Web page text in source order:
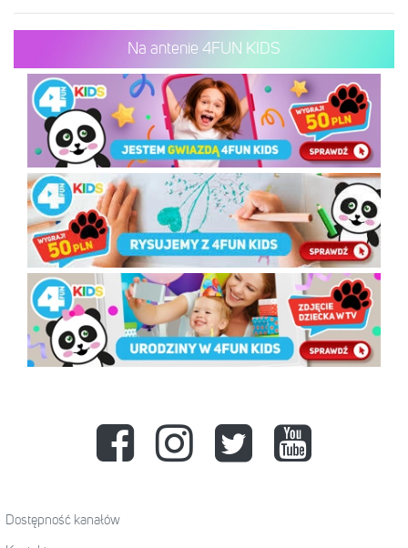
Na antenie 4FUN KIDS
Dostępność kanałów